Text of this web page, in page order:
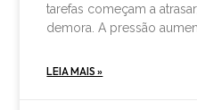
tarefas começam a
demora. A pressão
LEIA MAIS »